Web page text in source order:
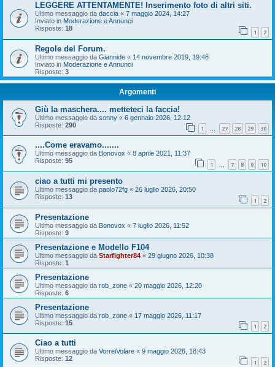
LEGGERE ATTENTAMENTE! Inserimento foto di altri siti.
Ultimo messaggio da daccia « 7 maggio 2024, 14:27
Inviato in Moderazione e Annunci
Risposte: 18 1 2
Regole del Forum.
Ultimo messaggio da Giannide « 14 novembre 2019, 19:48
Inviato in Moderazione e Annunci
Risposte: 3
Argomenti
Giù la maschera.... metteteci la faccia!
Ultimo messaggio da sonny « 6 gennaio 2026, 12:12
Risposte: 290 1 27 28 29 30
....Come eravamo.......
Ultimo messaggio da Bonovox « 8 aprile 2021, 11:37
Risposte: 95 1 … 7 8 9 10
ciao a tutti mi presento
Ultimo messaggio da paolo72fg « 26 luglio 2026, 20:50
Risposte: 13 1 2
Presentazione
Ultimo messaggio da Bonovox « 7 luglio 2026, 11:52
Risposte: 9
Presentazione e Modello F104
Ultimo messaggio da Starfighter84 « 29 giugno 2026, 10:38
Risposte: 1
Presentazione
Ultimo messaggio da rob_zone « 20 maggio 2026, 12:20
Risposte: 6
Presentazione
Ultimo messaggio da rob_zone « 17 maggio 2026, 11:17
Risposte: 15 1 2
Ciao a tutti
Ultimo messaggio da VorreiVolare « 9 maggio 2026, 18:43
Risposte: 12 1 2